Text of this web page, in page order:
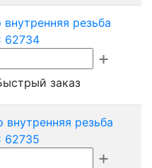
резьба
62734
заказ
внутренняя резьба
62735